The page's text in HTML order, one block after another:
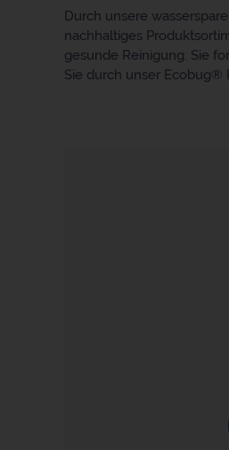
Durch unsere
nachhaltiges
gesunde Reinigung. Sie
Sie durch unser Ecobug®